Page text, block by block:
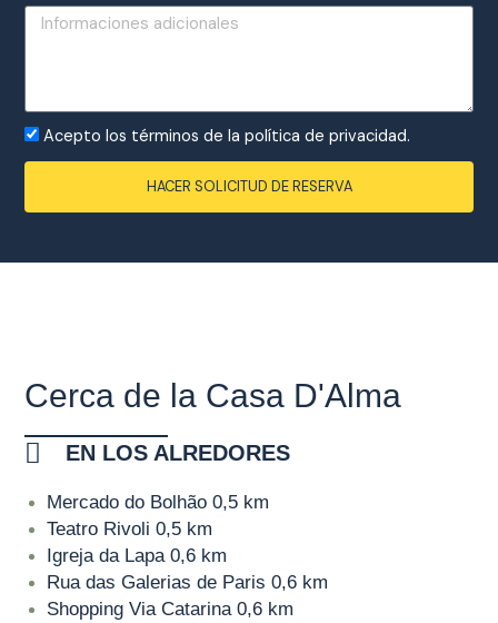
Mensagem
Aceitação
Privacidade
Acepto los términos de la política de privacidad.
HACER SOLICITUD DE RESERVA
Cerca de la Casa D'Alma
EN LOS ALREDORES
Mercado do Bolhão0,5 km
Teatro Rivoli0,5 km
Igreja da Lapa0,6 km
Rua das Galerias de Paris0,6 km
Shopping Via Catarina0,6 km